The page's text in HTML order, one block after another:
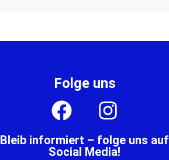
Folge uns
Bleib informiert – folge uns auf
Social Media!